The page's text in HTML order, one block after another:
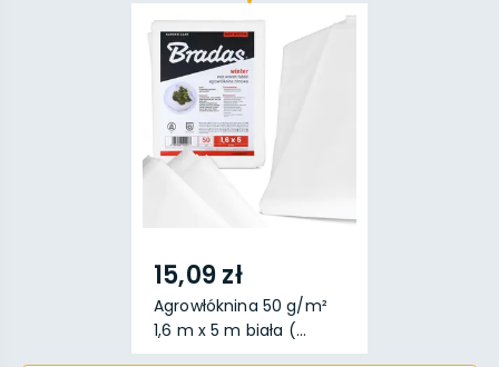
15,09 zł
Agrowłóknina 50 g/m²
1,6 m x 5 m biała (...